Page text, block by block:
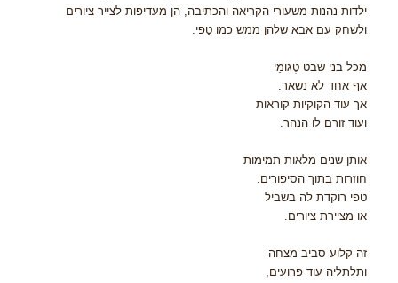
ילדות נהנות משעורי הקריאה והכתיבה, הן מעדיפות לצייר ציורים
ולשחק עם אבא שלהן ממש כמו טָפִי.
מכל בני שבט טֶגוּמֵי
אף אחד לא נשאר.
אך עוד הקוקיות קוראות
ועוד זורם לו הנהר.
אותן שנים מלאות תמימות
חוזרות בתוך הסיפורים.
טפי רוקדת לה בשביל
או מציירת ציורים.
זה קלוע סביב מצחה
ותלתליה עוד פרועים,